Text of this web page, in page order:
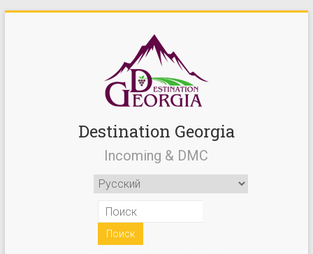
Destination Georgia
Incoming & DMC